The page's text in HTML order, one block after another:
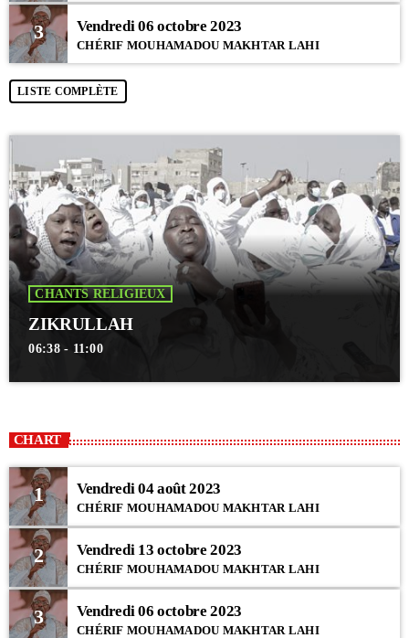
3 Vendredi 06 octobre 2023
CHÉRIF MOUHAMADOU MAKHTAR LAHI
LISTE COMPLÈTE
CHANTS RELIGIEUX
ZIKRULLAH
06:38 - 11:00
CHART
1 Vendredi 04 août 2023
CHÉRIF MOUHAMADOU MAKHTAR LAHI
2 Vendredi 13 octobre 2023
CHÉRIF MOUHAMADOU MAKHTAR LAHI
3 Vendredi 06 octobre 2023
CHÉRIF MOUHAMADOU MAKHTAR LAHI